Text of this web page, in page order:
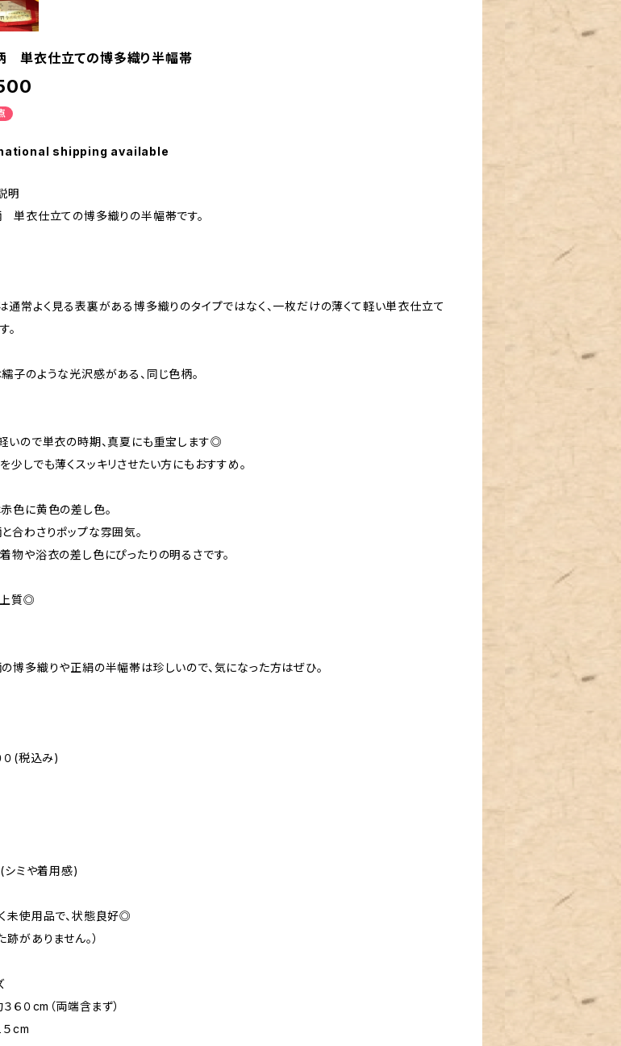
単衣仕立ての博多織り半幅帯
shipping available
明
単衣仕立ての博多織りの半幅帯です。
通常よく見る表裏がある博多織りのタイプではなく、一枚だけの薄くて軽い単衣仕立て
。
子のような光沢感がある、同じ色柄。
いので単衣の時期、真夏にも重宝します◎
少しでも薄くスッキリさせたい方にもおすすめ。
色に黄色の差し色。
合わさりポップな雰囲気。
物や浴衣の差し色にぴったりの明るさです。
質◎
博多織りや正絹の半幅帯は珍しいので、気になった方はぜひ。
０(税込み)
(シミや着用感)
未使用品で、状態良好◎
跡がありません。）
６０cm（両端含まず）
５cm